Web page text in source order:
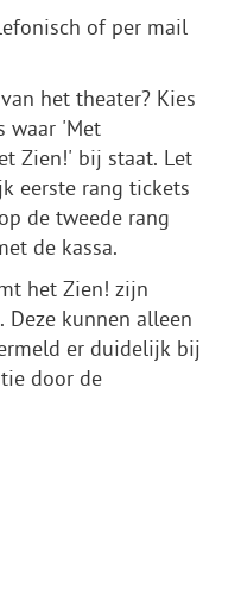
of per mail
het theater? Kies
waar 'Met
Zien!' bij staat. Let
eerste rang tickets
de tweede rang
de kassa.
het Zien! zijn
Deze kunnen alleen
er duidelijk bij
door de